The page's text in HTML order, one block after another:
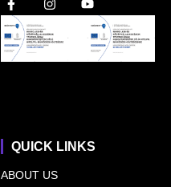
QUICK LINKS
ABOUT US